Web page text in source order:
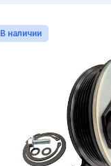
В наличии